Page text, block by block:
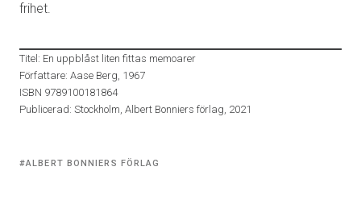
frihet.
Titel: En uppblåst liten fittas memoarer
Författare: Aase Berg, 1967
ISBN 9789100181864
Publicerad: Stockholm, Albert Bonniers förlag, 2021
Tagged
ALBERT BONNIERS FÖRLAG